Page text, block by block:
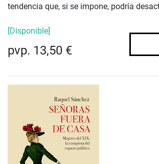
tendencia que, si se impone, podría
[Disponible]
pvp. 13,50 €